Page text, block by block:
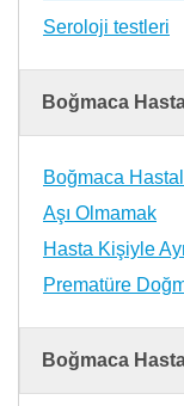
Seroloji testleri
Boğmaca
Boğmaca
Aşı Olmamak
Hasta Kişiyle
Prematüre
Boğmaca